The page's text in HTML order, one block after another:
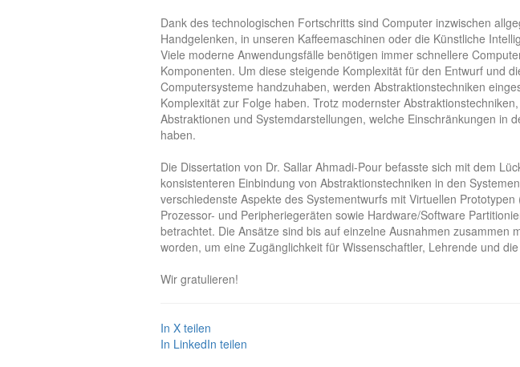
Dank des technologischen Fortschritts sind Computer inzwischen
Handgelenken, in unseren Kaffeemaschinen oder die Künstliche
Viele moderne Anwendungsfälle benötigen immer schnellere
Komponenten. Um diese steigende Komplexität für den Entwurf und
Computersysteme handzuhaben, werden Abstraktionstechniken
Komplexität zur Folge haben. Trotz modernster
Abstraktionen und Systemdarstellungen, welche Einschränkungen in
haben.
Die Dissertation von Dr. Sallar Ahmadi-Pour befasste sich mit dem
konsistenteren Einbindung von Abstraktionstechniken in den
verschiedenste Aspekte des Systementwurfs mit Virtuellen Prototypen
Prozessor- und Peripheriegeräten sowie Hardware/Software
betrachtet. Die Ansätze sind bis auf einzelne Ausnahmen zusammen
worden, um eine Zugänglichkeit für Wissenschaftler, Lehrende und
Wir gratulieren!
In X teilen
In LinkedIn teilen